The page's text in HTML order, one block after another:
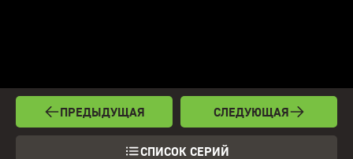
ПРЕДЫДУЩАЯ
СПИСОК СЕРИЙ
СЛЕДУЮЩАЯ